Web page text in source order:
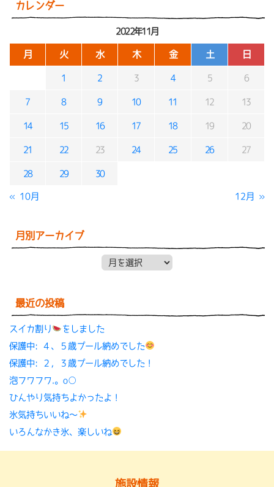
カレンダー
2022年11月
月 火 水 木 金 土 日
1 2 3 4 5 6
7 8 9 10 11 12 13
14 15 16 17 18 19 20
21 22 23 24 25 26 27
28 29 30
« 10月 12月 »
月別アーカイブ
最近の投稿
スイカ割り
をしました
保護中: ４、５歳プール納めでした
保護中: ２，３歳プール納めでした！
泡フワフワ.。o○
ひんやり気持ちよかったよ！
氷気持ちいいね〜
いろんなかき氷、楽しいね
施設情報